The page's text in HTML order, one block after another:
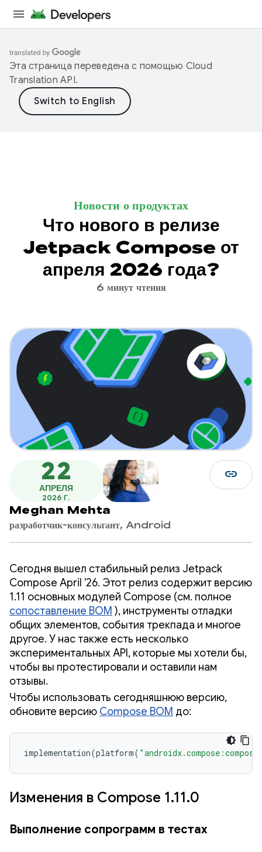
Эта страница переведена с помощью Cloud
Translation API.
Новости о продуктах
Что нового в релизе
Jetpack Compose от
апреля 2026 года?
6 минут чтения
22
АПРЕЛЯ
2026 Г.
Meghan Mehta
разработчик-консультант, Android
link
Сегодня вышел стабильный релиз Jetpack
Compose April '26. Этот релиз содержит версию
1.11 основных модулей Compose (см. полное
сопоставление BOM ), инструменты отладки
общих элементов, события трекпада и многое
другое. У нас также есть несколько
экспериментальных API, которые мы хотели бы,
чтобы вы протестировали и оставили нам
отзывы.
Чтобы использовать сегодняшнюю версию,
обновите версию Compose BOM до:
implementation(platform(
Изменения в Compose 1.11.0
Выполнение сопрограмм в тестах